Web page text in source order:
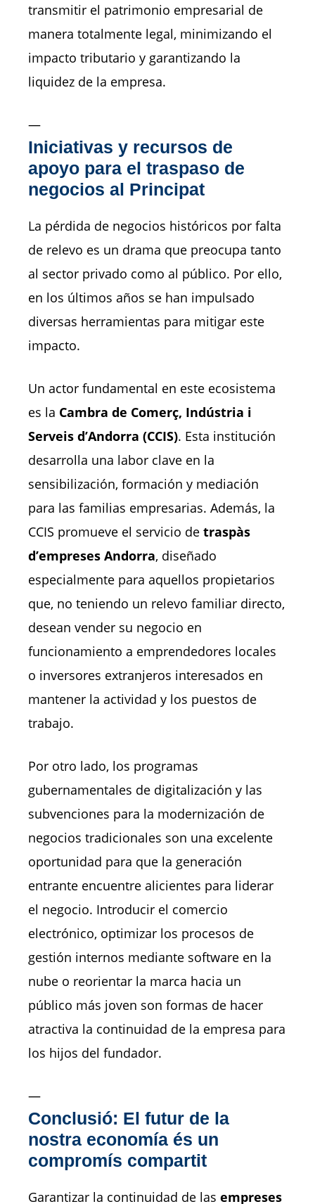
transmitir el patrimonio empresarial de
manera totalmente legal, minimizando el
impacto tributario y garantizando la
liquidez de la empresa.
—
Iniciativas y recursos de
apoyo para el traspaso de
negocios al Principat
La pérdida de negocios históricos por falta
de relevo es un drama que preocupa tanto
al sector privado como al público. Por ello,
en los últimos años se han impulsado
diversas herramientas para mitigar este
impacto.
Un actor fundamental en este ecosistema
es la Cambra de Comerç, Indústria i
Serveis d’Andorra (CCIS). Esta institución
desarrolla una labor clave en la
sensibilización, formación y mediación
para las familias empresarias. Además, la
CCIS promueve el servicio de traspàs
d’empreses Andorra, diseñado
especialmente para aquellos propietarios
que, no teniendo un relevo familiar directo,
desean vender su negocio en
funcionamiento a emprendedores locales
o inversores extranjeros interesados en
mantener la actividad y los puestos de
trabajo.
Por otro lado, los programas
gubernamentales de digitalización y las
subvenciones para la modernización de
negocios tradicionales son una excelente
oportunidad para que la generación
entrante encuentre alicientes para liderar
el negocio. Introducir el comercio
electrónico, optimizar los procesos de
gestión internos mediante software en la
nube o reorientar la marca hacia un
público más joven son formas de hacer
atractiva la continuidad de la empresa para
los hijos del fundador.
—
Conclusió: El futur de la
nostra economía és un
compromís compartit
Garantizar la continuidad de las empreses